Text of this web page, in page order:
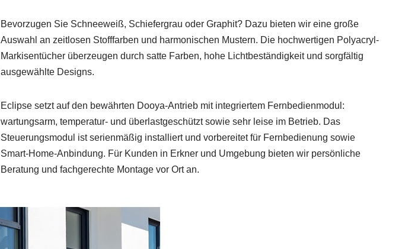
Bevorzugen Sie Schneeweiß, Schiefergrau oder Graphit? Dazu bieten wir eine große
Auswahl an zeitlosen Stofffarben und harmonischen Mustern. Die hochwertigen Polyacryl-
Markisentücher überzeugen durch satte Farben, hohe Lichtbeständigkeit und sorgfältig
ausgewählte Designs.
Eclipse setzt auf den bewährten Dooya-Antrieb mit integriertem Fernbedienmodul:
wartungsarm, temperatur- und überlastgeschützt sowie sehr leise im Betrieb. Das
Steuerungsmodul ist serienmäßig installiert und vorbereitet für Fernbedienung sowie
Smart‑Home-Anbindung. Für Kunden in Erkner und Umgebung bieten wir persönliche
Beratung und fachgerechte Montage vor Ort an.